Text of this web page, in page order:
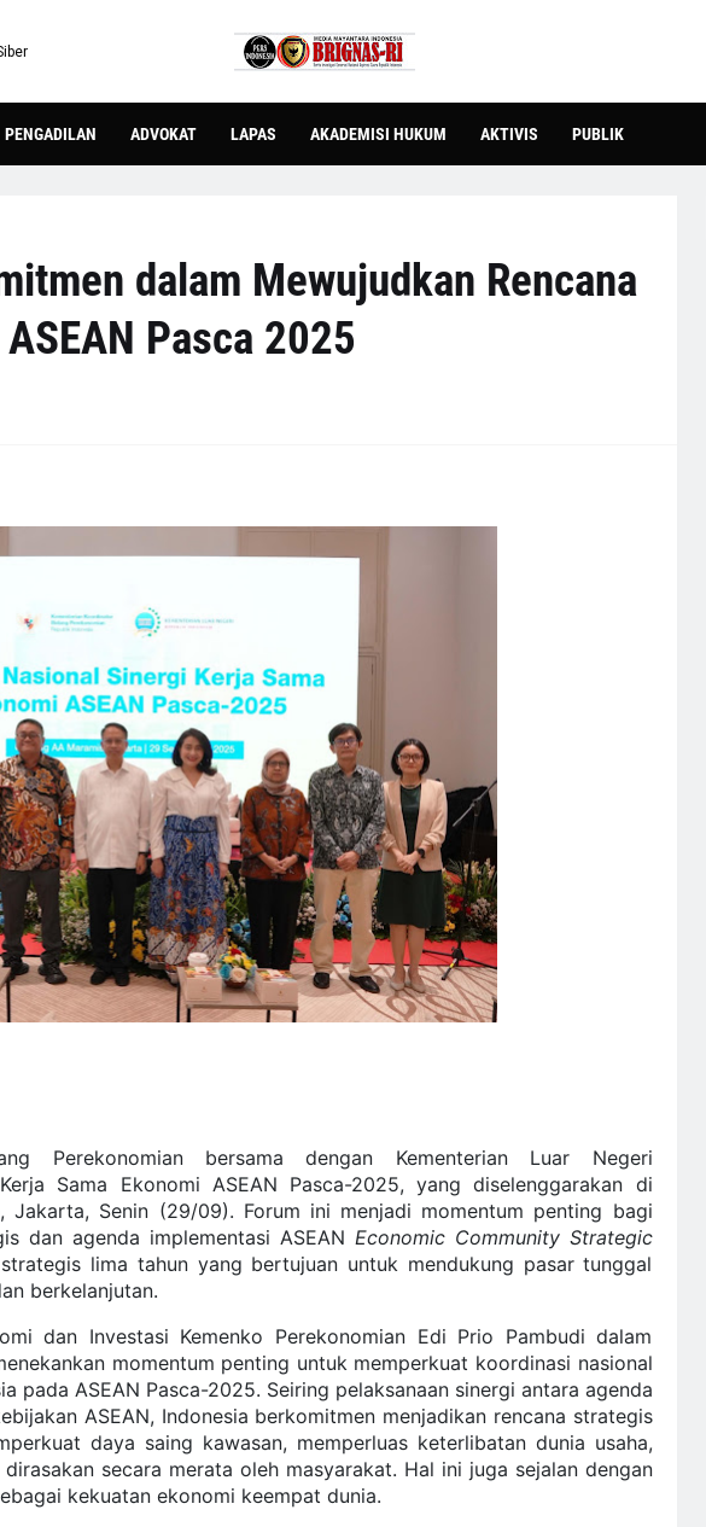
PENGADILAN ADVOKAT LAPAS AKADEMISI HUKUM AKTIVIS PUBLIK
dalam Mewujudkan Rencana
Pasca 2025
Perekonomian bersama dengan Kementerian Luar Negeri
Sama Ekonomi ASEAN Pasca-2025, yang diselenggarakan di
Jakarta, Senin (29/09). Forum ini menjadi momentum penting bagi
dan agenda implementasi ASEAN Economic Community Strategic
lima tahun yang bertujuan untuk mendukung pasar tunggal
berkelanjutan.
dan Investasi Kemenko Perekonomian Edi Prio Pambudi dalam
momentum penting untuk memperkuat koordinasi nasional
pada ASEAN Pasca-2025. Seiring pelaksanaan sinergi antara agenda
ASEAN, Indonesia berkomitmen menjadikan rencana strategis
daya saing kawasan, memperluas keterlibatan dunia usaha,
secara merata oleh masyarakat. Hal ini juga sejalan dengan
kekuatan ekonomi keempat dunia.